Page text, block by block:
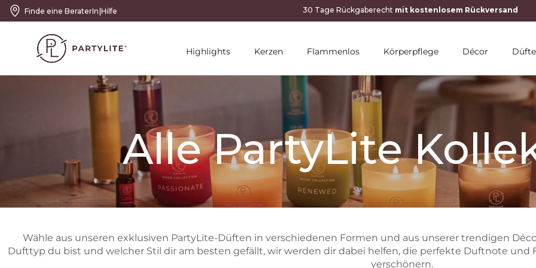
Finde eine BeraterIn|Hilfe
Highlights Kerzen Flammenlos Körperpflege Décor Düfte
Alle PartyLite
Wähle aus unseren exklusiven PartyLite-Düften in verschiedenen Formen und aus unserer trendigen
Dufttyp du bist und welcher Stil dir am besten gefällt, wir werden dir dabei helfen, die perfekte Duftnote und
verschönern.